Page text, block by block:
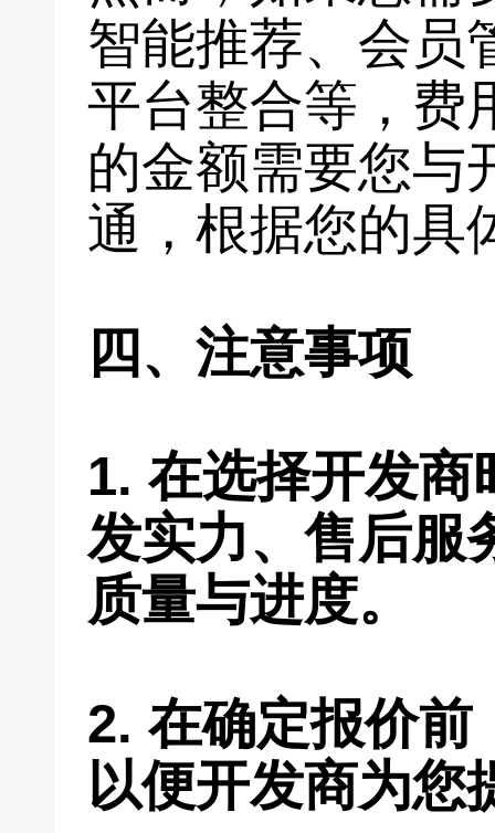
智能推荐、会员
平台整合等，费
的金额需要您与
通，根据您的具
四、注意事项
1. 在选择开发商
发实力、售后服
质量与进度。
2. 在确定报价前
以便开发商为您